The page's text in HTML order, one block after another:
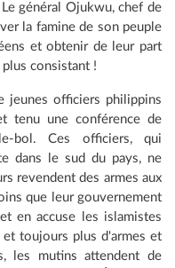
général Ojukwu, chef de
la famine de son peuple
et obtenir de leur part
consistant !
jeunes officiers philippins
tenu une conférence de
bol. Ces officiers, qui
dans le sud du pays, ne
revendent des armes aux
que leur gouvernement
en accuse les islamistes
toujours plus d'armes et
les mutins attendent de